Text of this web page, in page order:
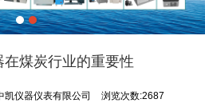
煤炭行业的重要性
凯仪器仪表有限公司 浏览次数:2687